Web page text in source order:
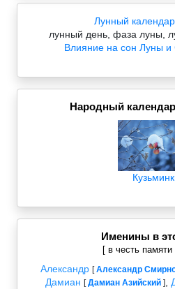
Лунный
лунный день, фаза луны,
Влияние на сон Луны и
Народный
Именины в
[ в честь памяти
Александр [Александр
Дамиан [Дамиан Азийский],